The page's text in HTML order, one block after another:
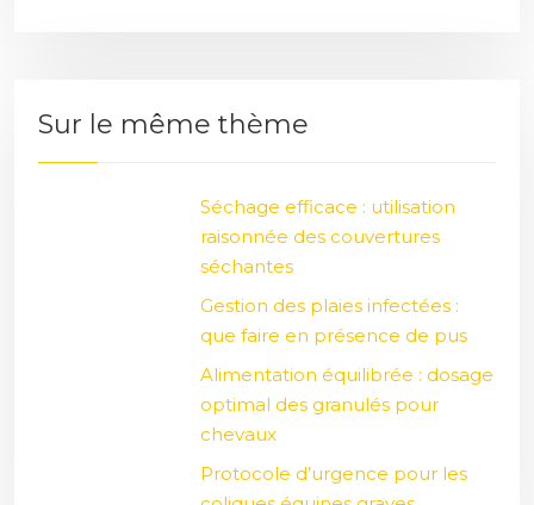
Sur le même thème
Séchage efficace : utilisation
raisonnée des couvertures
séchantes
Gestion des plaies infectées :
que faire en présence de pus
Alimentation équilibrée : dosage
optimal des granulés pour
chevaux
Protocole d’urgence pour les